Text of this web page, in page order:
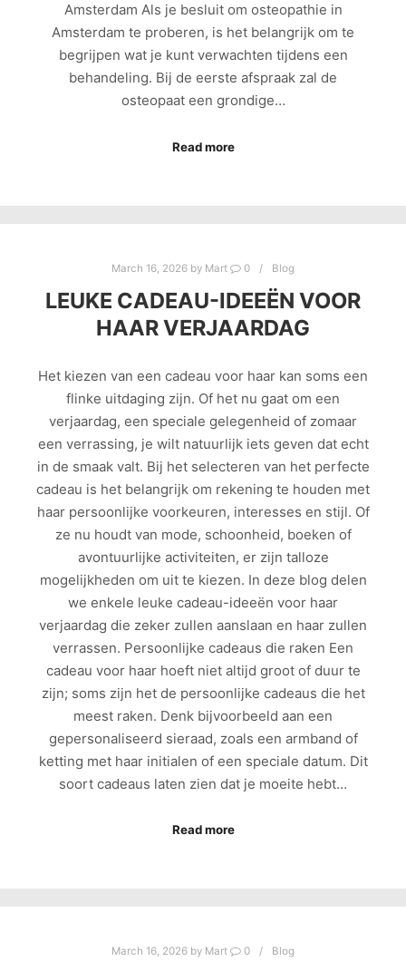
Amsterdam Als je besluit om osteopathie in
Amsterdam te proberen, is het belangrijk om te
begrijpen wat je kunt verwachten tijdens een
behandeling. Bij de eerste afspraak zal de
osteopaat een grondige…
Read more
March 16, 2026 by Mart 0 Blog
LEUKE CADEAU-IDEEËN VOOR
HAAR VERJAARDAG
Het kiezen van een cadeau voor haar kan soms een
flinke uitdaging zijn. Of het nu gaat om een
verjaardag, een speciale gelegenheid of zomaar
een verrassing, je wilt natuurlijk iets geven dat echt
in de smaak valt. Bij het selecteren van het perfecte
cadeau is het belangrijk om rekening te houden met
haar persoonlijke voorkeuren, interesses en stijl. Of
ze nu houdt van mode, schoonheid, boeken of
avontuurlijke activiteiten, er zijn talloze
mogelijkheden om uit te kiezen. In deze blog delen
we enkele leuke cadeau-ideeën voor haar
verjaardag die zeker zullen aanslaan en haar zullen
verrassen. Persoonlijke cadeaus die raken Een
cadeau voor haar hoeft niet altijd groot of duur te
zijn; soms zijn het de persoonlijke cadeaus die het
meest raken. Denk bijvoorbeeld aan een
gepersonaliseerd sieraad, zoals een armband of
ketting met haar initialen of een speciale datum. Dit
soort cadeaus laten zien dat je moeite hebt…
Read more
March 16, 2026 by Mart 0 Blog